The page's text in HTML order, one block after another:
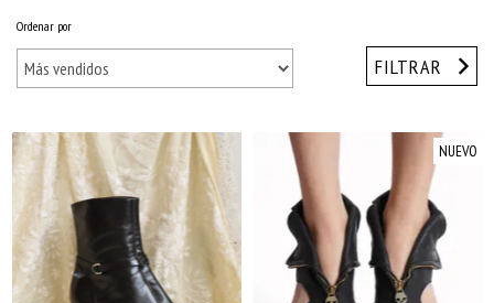
Ordenar por
FILTRAR
NUEVO